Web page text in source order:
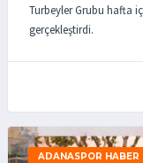
Turbeyler Grubu hafta
gerçekleştirdi.
ADANASPOR HABER